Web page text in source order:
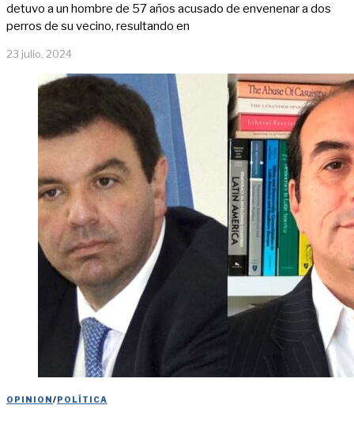
detuvo a un hombre de 57 años acusado de envenenar a dos
perros de su vecino, resultando en
23 julio, 2024
OPINION/POLÍTICA